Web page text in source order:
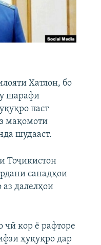
Хатлон, бо
шарафи
паст
мақомоти
шудааст.
Тоҷикистон
санадҳои
далелҳои
чӣ кор ё рафторе
ҳуқуқро дар